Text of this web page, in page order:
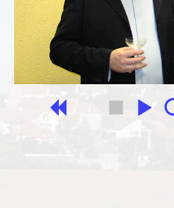
Le village
L'école
Les associations
Les photos